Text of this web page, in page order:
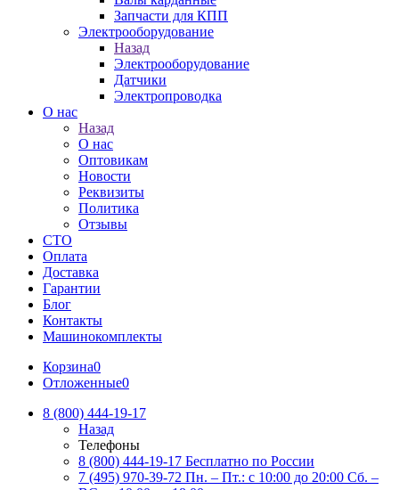
Запчасти для КПП
Электрооборудование
Назад
Электрооборудование
Датчики
Электропроводка
О нас
Назад
О нас
Оптовикам
Новости
Реквизиты
Политика
Отзывы
СТО
Оплата
Доставка
Гарантии
Блог
Контакты
Машинокомплекты
Корзина0
Отложенные0
8 (800) 444-19-17
Назад
Телефоны
8 (800) 444-19-17 Бесплатно по России
7 (495) 970-39-72 Пн. – Пт.: с 10:00 до 20:00 Сб. –